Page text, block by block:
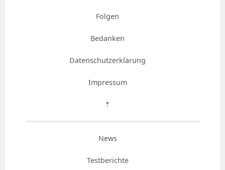
Folgen
Bedanken
Datenschutzerklärung
Impressum
⇡
News
Testberichte